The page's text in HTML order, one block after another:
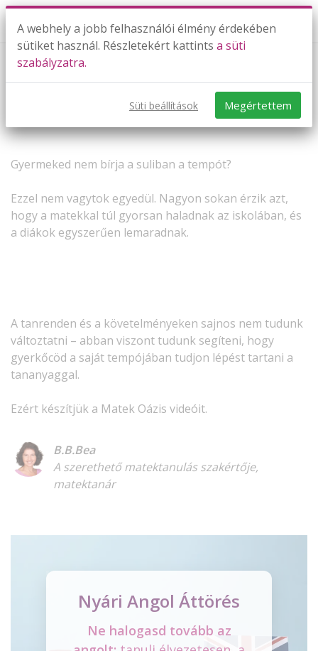
Nehéz tartani a tempót?
B.B.Bea
Gyermeked nem bírja a suliban a tempót?
Ezzel nem vagytok egyedül. Nagyon sokan érzik azt,
hogy a matekkal túl gyorsan haladnak az iskolában, és
a diákok egyszerűen lemaradnak.
A tanrenden és a követelményeken sajnos nem tudunk
változtatni – abban viszont tudunk segíteni, hogy
gyerkőcöd a saját tempójában tudjon lépést tartani a
tananyaggal.
Ezért készítjük a Matek Oázis videóit.
B.B.Bea
A szerethető matektanulás szakértője,
matektanár
Nyári Angol Áttörés
Ne halogasd tovább az
A webhely a jobb felhasználói élmény érdekében
sütiket használ. Részletekért kattints a süti
szabályzatra.
Süti beállítások Megértettem